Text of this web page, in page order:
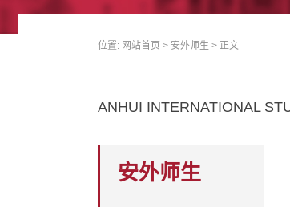
位置: 网站首页 > 安外师生 > 正文
ANHUI INTERNATIONAL
安外师生